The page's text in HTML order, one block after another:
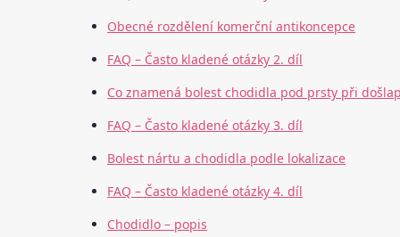
Obecné rozdělení komerční antikoncepce
FAQ – Často kladené otázky 2. díl
Co znamená bolest chodidla pod prsty při
FAQ – Často kladené otázky 3. díl
Bolest nártu a chodidla podle lokalizace
FAQ – Často kladené otázky 4. díl
Chodidlo – popis